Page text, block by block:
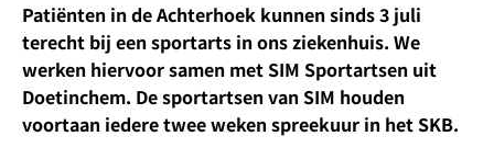
Patiënten in de Achterhoek kunnen sinds 3 juli
terecht bij een sportarts in ons ziekenhuis. We
werken hiervoor samen met SIM Sportartsen uit
Doetinchem. De sportartsen van SIM houden
voortaan iedere twee weken spreekuur in het SKB.